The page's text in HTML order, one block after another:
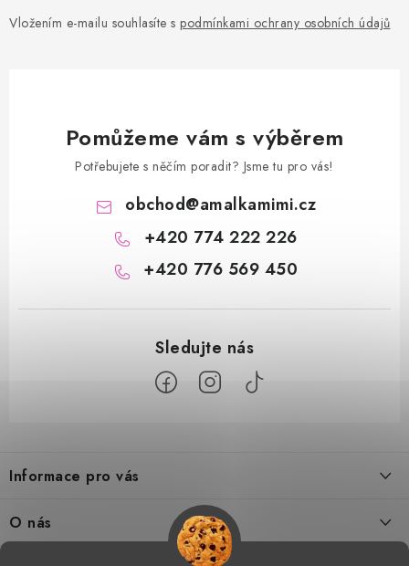
Vložením e-mailu souhlasíte s podmínkami ochrany osobních údajů
Pomůžeme vám s výběrem
Potřebujete s něčím poradit? Jsme tu pro vás!
obchod@amalkamimi.cz
+420 774 222 226
+420 776 569 450
p
a
t
Informace pro vás
Tabulka velikostí
O nás